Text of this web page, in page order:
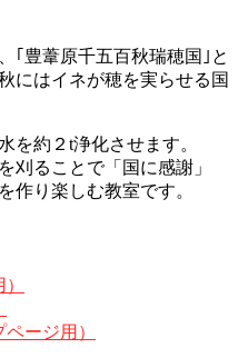
｢豊葦原千五百秋瑞穂国｣と
にはイネが穂を実らせる国
を約２t浄化させます。
刈ることで「国に感謝」
作り楽しむ教室です。
ージ用）